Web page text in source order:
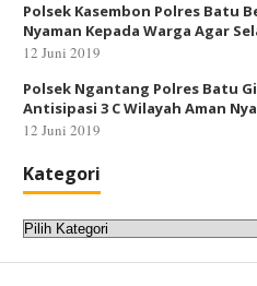
Polsek Kasembon Polres Batu
Nyaman Kepada Warga Agar
12 Juni 2019
Polsek Ngantang Polres Batu
Antisipasi 3 C Wilayah Aman
12 Juni 2019
Kategori
Kategori